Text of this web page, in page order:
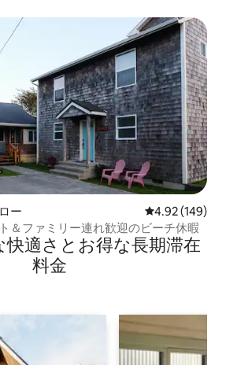
ー レビュー149
4.92 (149)
＆ファミリー連れ歓迎のビーチ休暇
適⁠さ⁠とお⁠得⁠な長⁠期⁠滞⁠在
料⁠金